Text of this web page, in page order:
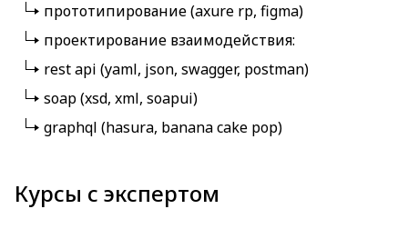
прототипирование (axure rp, figma)
проектирование взаимодействия:
rest api (yaml, json, swagger, postman)
soap (xsd, xml, soapui)
graphql (hasura, banana cake pop)
Курсы с экспертом